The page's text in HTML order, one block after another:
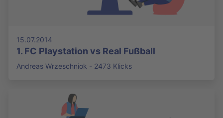
15.07.2014
1. FC Playstation vs Real Fußball
Andreas Wrzeschniok - 2473 Klicks